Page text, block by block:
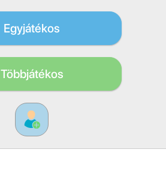
Egyjátékos
Többjátékos